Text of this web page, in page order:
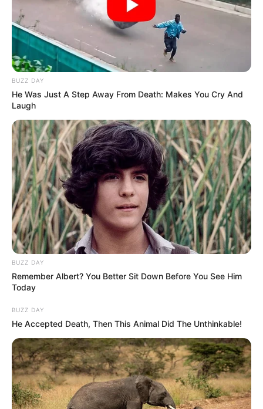
BUZZ DAY
He Was Just A Step Away From Death: Makes You Cry And
Laugh
BUZZ DAY
Remember Albert? You Better Sit Down Before You See Him
Today
BUZZ DAY
He Accepted Death, Then This Animal Did The Unthinkable!